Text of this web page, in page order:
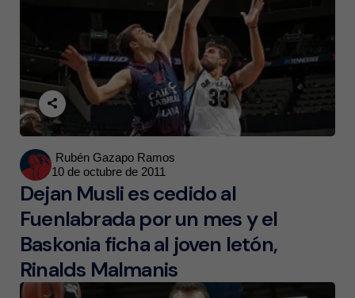
Posted
by
Rubén Gazapo Ramos
10 de octubre de 2011
Dejan Musli es cedido al
Fuenlabrada por un mes y el
Baskonia ficha al joven letón,
Rinalds Malmanis